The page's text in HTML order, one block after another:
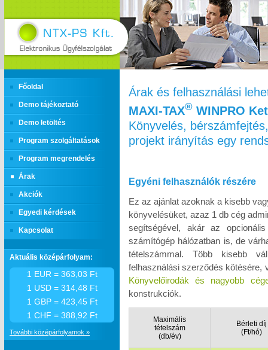
Főoldal
Demo tájékoztató
Demo letöltés
Program szolgáltatások
Program megrendelés
Árak
Akciók
Egyedi kérdések
Kapcsolat
Árak és felhasználási
MAXI‑TAX® WINPRO
Könyvelés,
projekt irányítás egy
Egyéni felhasználók részére
Ez az ajánlat azoknak a kisebb
könyvelésüket, azaz 1 db cég
segítségével, akár az
számítógép hálózatban is, de
tételszámmal. Több kisebb
felhasználási szerződés kötésére,
Könyvelőirodák és nagyobb
konstrukciók.
Maximális
tételszám
(db/év)
Bérleti díj
(Ft/hó)
Aktuális középárfolyam:
1 EUR = 363,03 Ft
1 USD = 314,48 Ft
1 GBP = 423,45 Ft
1 CHF = 388,92 Ft
További középárfolyamok »